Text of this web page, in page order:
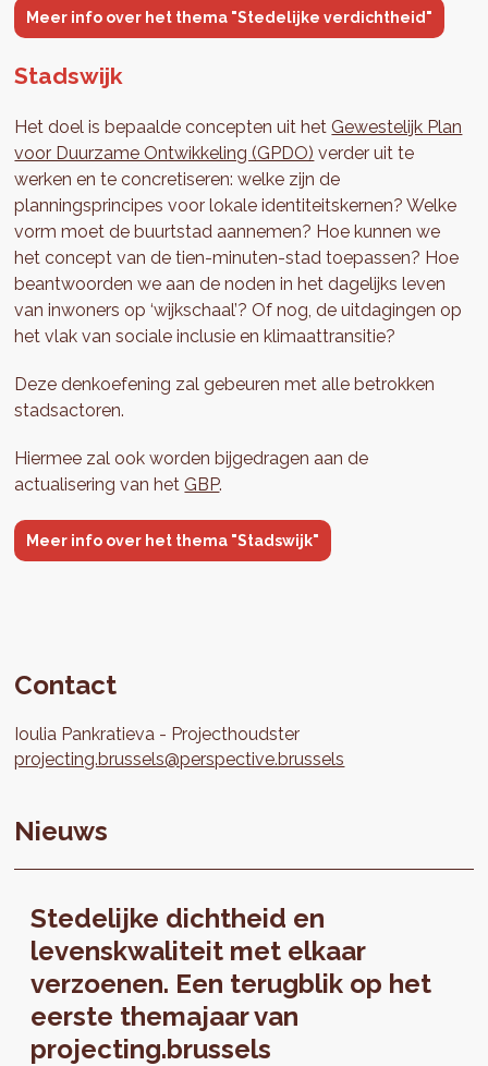
Meer info over het thema "Stedelijke verdichtheid"
Stadswijk
Het doel is bepaalde concepten uit het Gewestelijk Plan
voor Duurzame Ontwikkeling (GPDO) verder uit te
werken en te concretiseren: welke zijn de
planningsprincipes voor lokale identiteitskernen? Welke
vorm moet de buurtstad aannemen? Hoe kunnen we
het concept van de tien-minuten-stad toepassen? Hoe
beantwoorden we aan de noden in het dagelijks leven
van inwoners op ‘wijkschaal’? Of nog, de uitdagingen op
het vlak van sociale inclusie en klimaattransitie?
Deze denkoefening zal gebeuren met alle betrokken
stadsactoren.
Hiermee zal ook worden bijgedragen aan de
actualisering van het GBP.
Meer info over het thema "Stadswijk"
Contact
Ioulia Pankratieva
Projecthoudster
projecting.brussels@perspective.brussels
Nieuws
Stedelijke dichtheid en
levenskwaliteit met elkaar
verzoenen. Een terugblik op het
eerste themajaar van
projecting.brussels